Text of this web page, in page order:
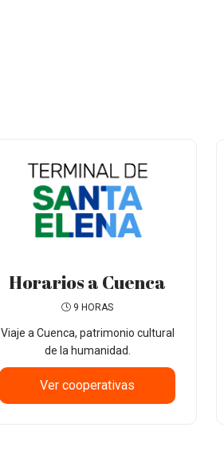
Horarios a Cuenca
9 HORAS
Viaje a Cuenca, patrimonio cultural
de la humanidad.
Ver cooperativas